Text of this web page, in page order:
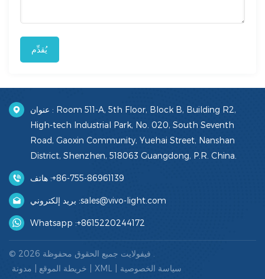
يُقدِّم
عنوان : Room 511-A, 5th Floor, Block B, Building R2,
High-tech Industrial Park, No. 020, South Seventh
Road, Gaoxin Community, Yuehai Street, Nanshan
District, Shenzhen, 518063 Guangdong, P.R. China.
هاتف :+86-755-86961139
بريد إلكتروني :sales@vivo-light.com
Whatsapp :+8615220244172
مدونة
خريطة الموقع XML
سياسة الخصوصية